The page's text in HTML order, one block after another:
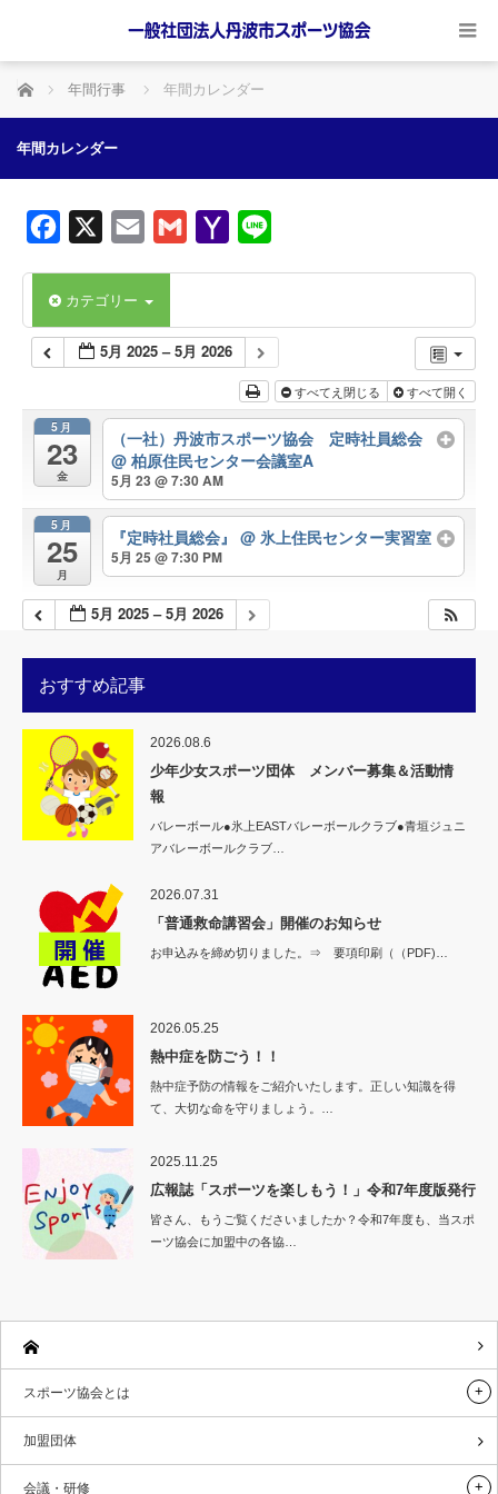
ホーム 年間行事 年間カレンダー
年間カレンダー
Facebook Email Gmail
Yahoo
カテゴリー
5月 2025 – 5月 2026
すべてえ閉じる すべて開く
5月
23
金
（一社）丹波市スポーツ協会 定時社員総会
@ 柏原住民センター会議室A
5月 23 @ 7:30 AM
5月
25
月
『定時社員総会』@ 氷上住民センター実習室
5月 25 @ 7:30 PM
5月 2025 – 5月 2026
おすすめ記事
2026.08.6
少年少女スポーツ団体 メンバー募集＆活動情
報
バレーボール●氷上EASTバレーボールクラブ●青垣ジュニ
アバレーボールクラブ…
2026.07.31
「普通救命講習会」開催のお知らせ
お申込みを締め切りました。⇒ 要項印刷（（PDF)…
2026.05.25
熱中症を防ごう！！
熱中症予防の情報をご紹介いたします。正しい知識を得
て、大切な命を守りましょう。…
2025.11.25
広報誌「スポーツを楽しもう！」令和7年度版発行
皆さん、もうご覧くださいましたか？令和7年度も、当スポ
ーツ協会に加盟中の各協…
スポーツ協会とは
加盟団体
会議・研修